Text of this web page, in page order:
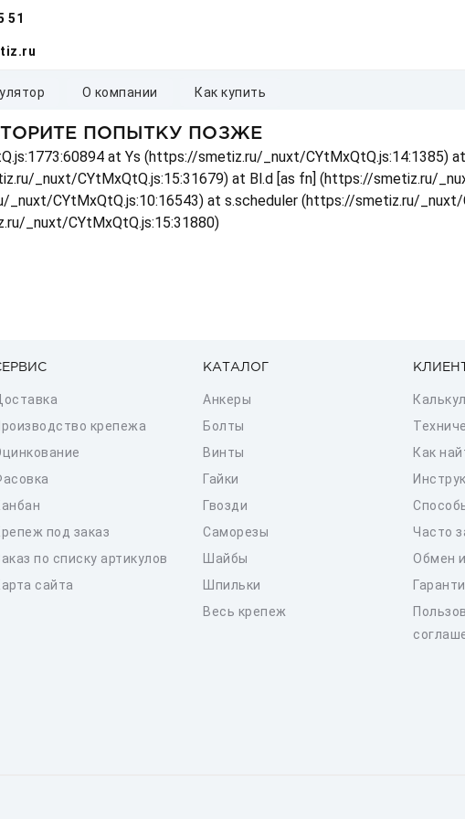
51
о компании как купить
ПОПЫТКУ ПОЗЖЕ
at Ys (https://smetiz.ru/_nuxt/CYtMxQtQ.js:14:1385)
_nuxt/CYtMxQtQ.js:15:31679) at Bl.d [as fn] (https://smetiz.ru/
CYtMxQtQ.js:10:16543) at s.scheduler (https://smetiz.ru/_nuxt/
_nuxt/CYtMxQtQ.js:15:31880)
крепежа
под заказ
по списку артикулов
сайта
КАТАЛОГ
Анкеры
Болты
Винты
Гайки
Гвозди
Саморезы
Шайбы
Шпильки
Весь крепеж
Как
Часто
Обмен